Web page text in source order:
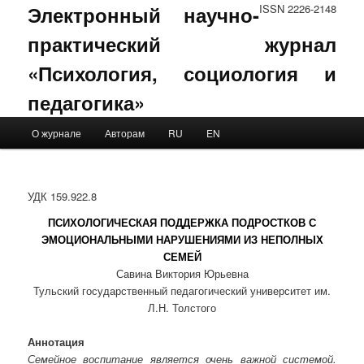
ISSN 2226-2148
Электронный научно-
практический журнал
«Психология, социология и
педагогика»
Skip to primary content
Skip to secondary content
О журнале Авторам RU EN
УДК 159.922.8
ПСИХОЛОГИЧЕСКАЯ ПОДДЕРЖКА ПОДРОСТКОВ С
ЭМОЦИОНАЛЬНЫМИ НАРУШЕНИЯМИ ИЗ НЕПОЛНЫХ
СЕМЕЙ
Савина Виктория Юрьевна
Тульский государственный педагогический университет им.
Л.Н. Толстого
Аннотация
Семейное воспитание является очень важной системой.